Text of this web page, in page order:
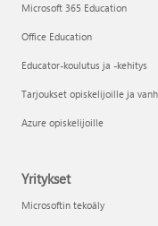
Microsoft 365 Education
Office Education
Educator-koulutus ja -kehitys
Tarjoukset opiskelijoille ja
Azure opiskelijoille
Yritykset
Microsoftin tekoäly